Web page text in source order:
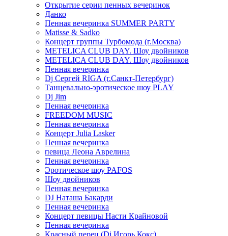
Открытие серии пенных вечеринок
Данко
Пенная вечеринка SUMMER PARTY
Matisse & Sadko
Концерт группы Турбомода (г.Москва)
METELICA CLUB DAY. Шоу двойников
METELICA CLUB DAY. Шоу двойников
Пенная вечеринка
Dj Сергей RIGA (г.Санкт-Петербург)
Танцевально-эротическое шоу PLAY
Dj Jim
Пенная вечеринка
FREEDOM MUSIC
Пенная вечеринка
Концерт Julia Lasker
Пенная вечеринка
певица Леона Аврелина
Пенная вечеринка
Эротическое шоу PAFOS
Шоу двойников
Пенная вечеринка
DJ Наташа Бакарди
Пенная вечеринка
Концерт певицы Насти Крайновой
Пенная вечеринка
Красный перец (Dj Игорь Кокс)